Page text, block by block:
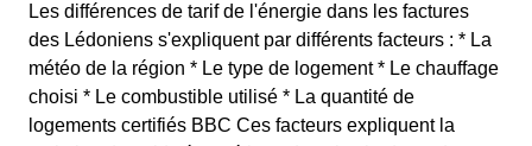
Les différences de tarif de l'énergie dans les factures
des Lédoniens s'expliquent par différents facteurs : * La
météo de la région * Le type de logement * Le chauffage
choisi * Le combustible utilisé * La quantité de
logements certifiés BBC Ces facteurs expliquent la